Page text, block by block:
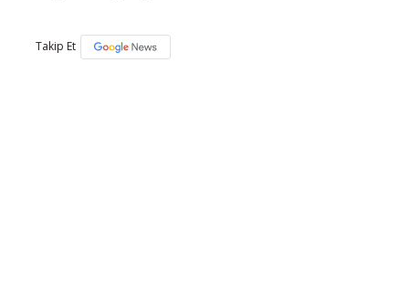
Takip Et